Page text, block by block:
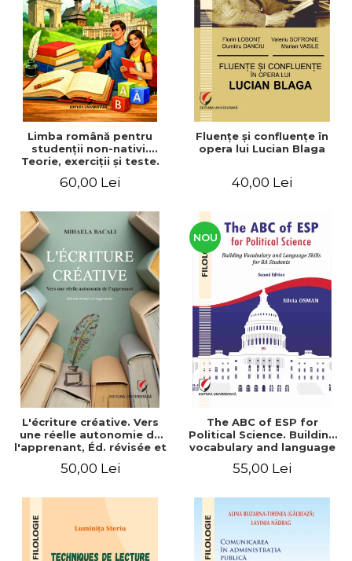
ADMINISTRATIVE
ȘTIINȚE ECONOMICE
ȘTIINȚE EXACTE
EDUCAȚIE FIZICĂ ȘI SPORT
PREUNIVERSITARIA
TIMP LIBER
ÎN CURS DE APARIȚIE
NOUTĂȚI
PACHETE DE STUDIU
ULTIMELE EXEMPLARE
Cum Cumpăr
Livrare
Politica de Retur
Formular de Retur
Distribuitori
Limba română pentru
studenţii non-nativi.
Teorie, exerciţii şi teste.
60,00 Lei
Fluenţe şi confluenţe în
opera lui Lucian Blaga
40,00 Lei
L'écriture créative. Vers
une réelle autonomie de
l'apprenant, Éd. révisée et
50,00 Lei
NOU
The ABC of ESP for
Political Science. Building
vocabulary and language
55,00 Lei